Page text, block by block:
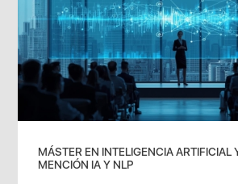
MÁSTER EN INTELIGENCIA ARTIFICIAL
MENCIÓN IA Y NLP